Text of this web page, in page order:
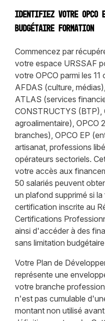
Identifiez votre OPCO
budgétaire formation
Commencez par
votre espace URSSAF
votre OPCO parmi les
AFDAS (culture,
ATLAS (services
CONSTRUCTYS
agroalimentaire), OPCO
branches), OPCO EP
artisanat, professions
opérateurs sectoriels.
votre accès aux
50 salariés peuvent
un plafond supprimé si
certification inscrite au
Certifications
ainsi d'accéder à des
sans limitation
Votre Plan de
représente une
votre branche
n'est pas cumulable
montant non utilisé